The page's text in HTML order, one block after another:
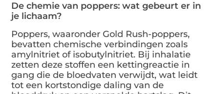
De chemie van poppers: wat gebeurt er in
je lichaam?
Poppers, waaronder Gold Rush-poppers,
bevatten chemische verbindingen zoals
amylnitriet of isobutylnitriet. Bij inhalatie
zetten deze stoffen een kettingreactie in
gang die de bloedvaten verwijdt, wat leidt
tot een kortstondige daling van de